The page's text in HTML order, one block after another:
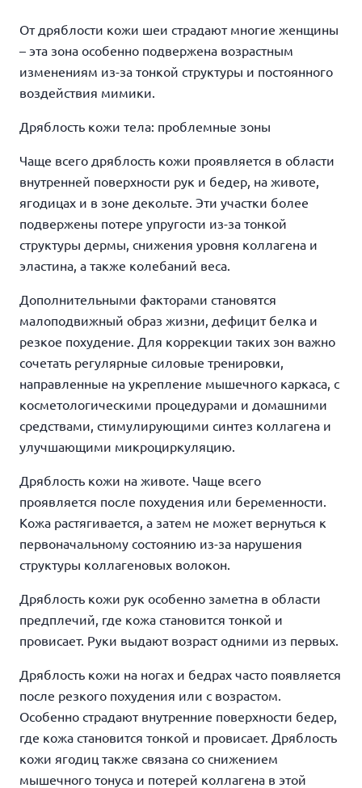
От дряблости кожи шеи страдают многие женщины
– эта зона особенно подвержена возрастным
изменениям из-за тонкой структуры и постоянного
воздействия мимики.
Дряблость кожи тела: проблемные зоны
Чаще всего дряблость кожи проявляется в области
внутренней поверхности рук и бедер, на животе,
ягодицах и в зоне декольте. Эти участки более
подвержены потере упругости из-за тонкой
структуры дермы, снижения уровня коллагена и
эластина, а также колебаний веса.
Дополнительными факторами становятся
малоподвижный образ жизни, дефицит белка и
резкое похудение. Для коррекции таких зон важно
сочетать регулярные силовые тренировки,
направленные на укрепление мышечного каркаса, с
косметологическими процедурами и домашними
средствами, стимулирующими синтез коллагена и
улучшающими микроциркуляцию.
Дряблость кожи на животе. Чаще всего
проявляется после похудения или беременности.
Кожа растягивается, а затем не может вернуться к
первоначальному состоянию из-за нарушения
структуры коллагеновых волокон.
Дряблость кожи рук особенно заметна в области
предплечий, где кожа становится тонкой и
провисает. Руки выдают возраст одними из первых.
Дряблость кожи на ногах и бедрах часто появляется
после резкого похудения или с возрастом.
Особенно страдают внутренние поверхности бедер,
где кожа становится тонкой и провисает. Дряблость
кожи ягодиц также связана со снижением
мышечного тонуса и потерей коллагена в этой